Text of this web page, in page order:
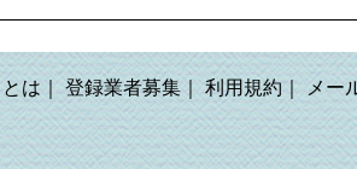
は｜ 登録業者募集｜ 利用規約｜ メ